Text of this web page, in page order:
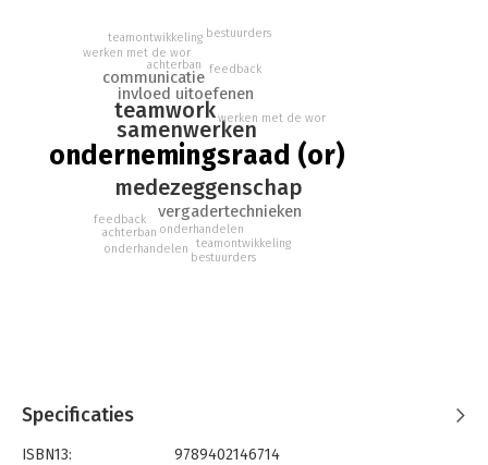
Walter Landwier is oprichter en partner van Schateiland, een
trainingsbureau voor teams dat zich specialiseert in
ondernemingsraden. Schateiland biedt training en teambuilding
voor ondernemingsraden op unieke eilanden.
ondernemingsraad (or)
samenwerken
medezeggenschap
teamwork
invloed uitoefenen
vergadertechnieken
communicatie
onderhandelen
achterban
werken met de wor
teamontwikkeling
feedback
bestuurders
onderhandelen
achterban
werken met de wor
teamontwikkeling
feedback
bestuurders
Specificaties
ISBN13:
9789402146714